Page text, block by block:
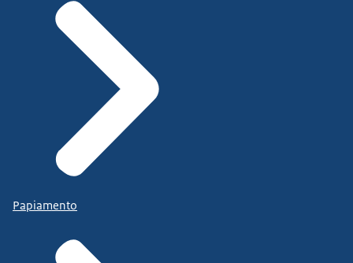
Papiamento